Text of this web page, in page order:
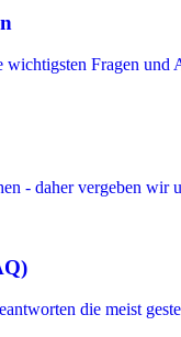
Fragen und
- daher vergeben wir
die meist